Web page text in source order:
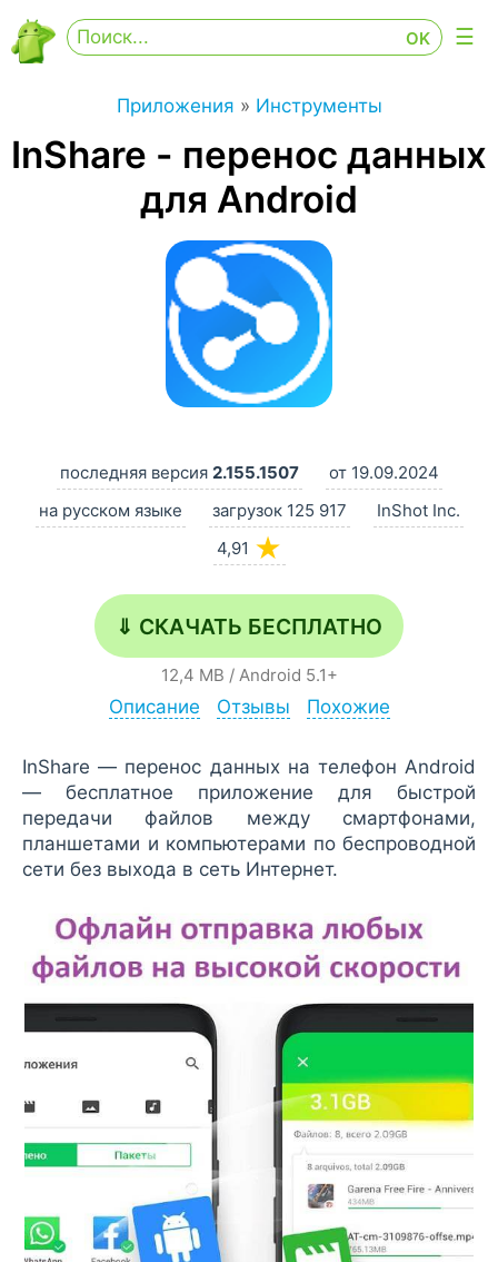
Приложения » Инструменты
InShare - перенос данных
для Android
последняя версия 2.155.1507
от 19.09.2024
на русском языке
загрузок 125 917
InShot Inc.
4,91 ★
⇓ СКАЧАТЬ БЕСПЛАТНО
12,4 MB / Android 5.1+
Описание Отзывы Похожие
InShare — перенос данных на телефон Android
— бесплатное приложение для быстрой
передачи файлов между смартфонами,
планшетами и компьютерами по беспроводной
сети без выхода в сеть Интернет.